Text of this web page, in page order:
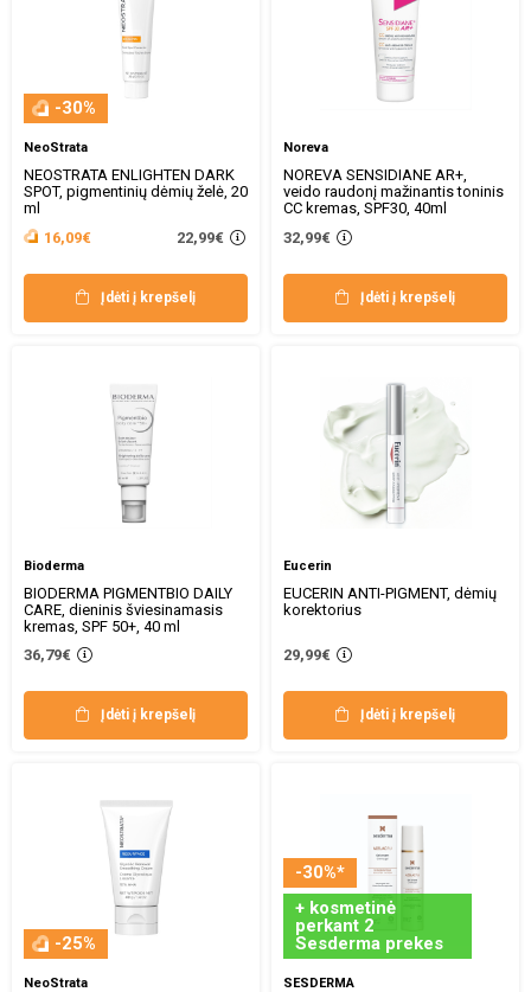
-30%
NeoStrata
NEOSTRATA ENLIGHTEN DARK
SPOT, pigmentinių dėmių želė, 20
ml
16,09€
22,99€
Įdėti į krepšelį
Noreva
NOREVA SENSIDIANE AR+,
veido raudonį mažinantis toninis
CC kremas, SPF30, 40ml
32,99€
Įdėti į krepšelį
Bioderma
BIODERMA PIGMENTBIO DAILY
CARE, dieninis šviesinamasis
kremas, SPF 50+, 40 ml
36,79€
Įdėti į krepšelį
Eucerin
EUCERIN ANTI-PIGMENT, dėmių
korektorius
29,99€
Įdėti į krepšelį
-25%
NeoStrata
-30%*
+ kosmetinė
perkant 2
Sesderma prekes
SESDERMA